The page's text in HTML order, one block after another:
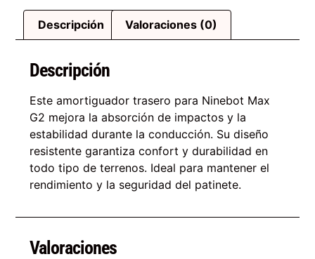
Descripción Valoraciones (0)
Descripción
Este amortiguador trasero para Ninebot Max
G2 mejora la absorción de impactos y la
estabilidad durante la conducción. Su diseño
resistente garantiza confort y durabilidad en
todo tipo de terrenos. Ideal para mantener el
rendimiento y la seguridad del patinete.
Valoraciones